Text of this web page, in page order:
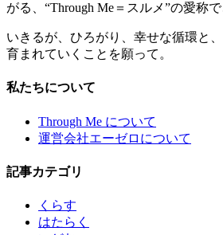
がる、“Through Me＝スルメ”の愛称
いきるが、ひろがり、幸せな循環と
育まれていくことを願って。
私たちについて
Through Me について
運営会社エーゼロについて
記事カテゴリ
くらす
はたらく